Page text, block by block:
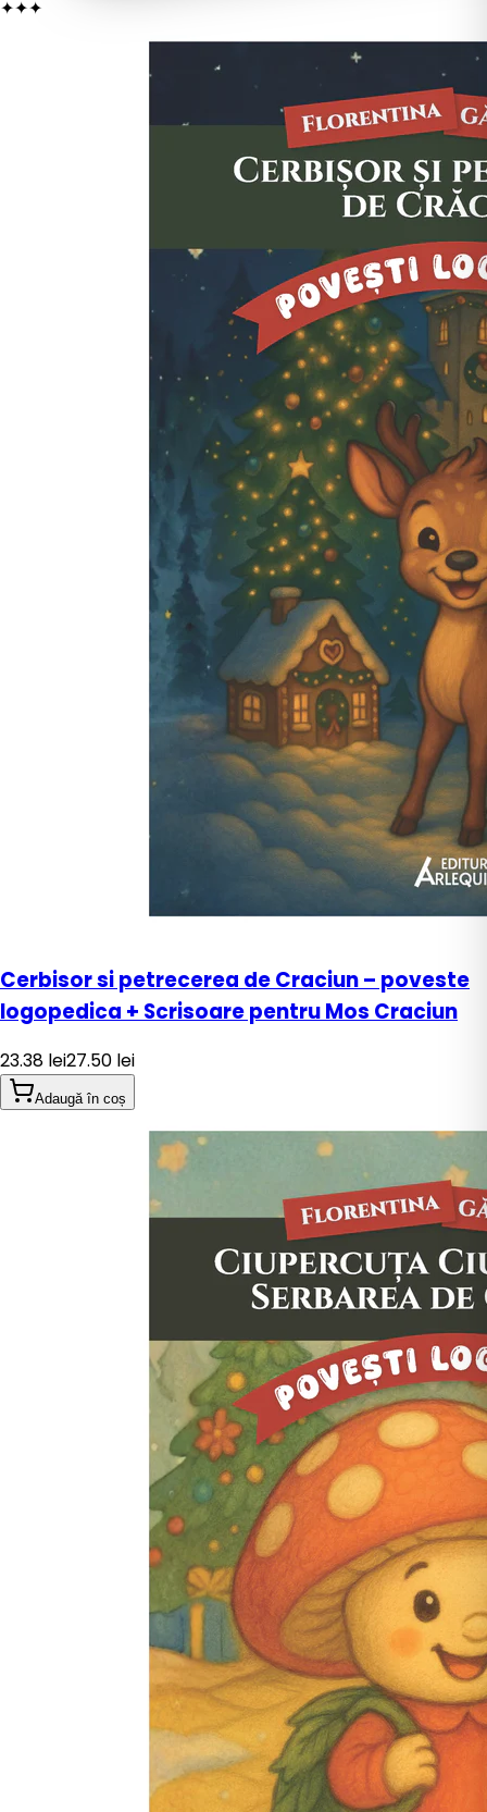
✦✦✦
Cerbisor si petrecerea de Craciun – poveste
logopedica + Scrisoare pentru Mos Craciun
23.38 lei27.50 lei
Adaugă în coș